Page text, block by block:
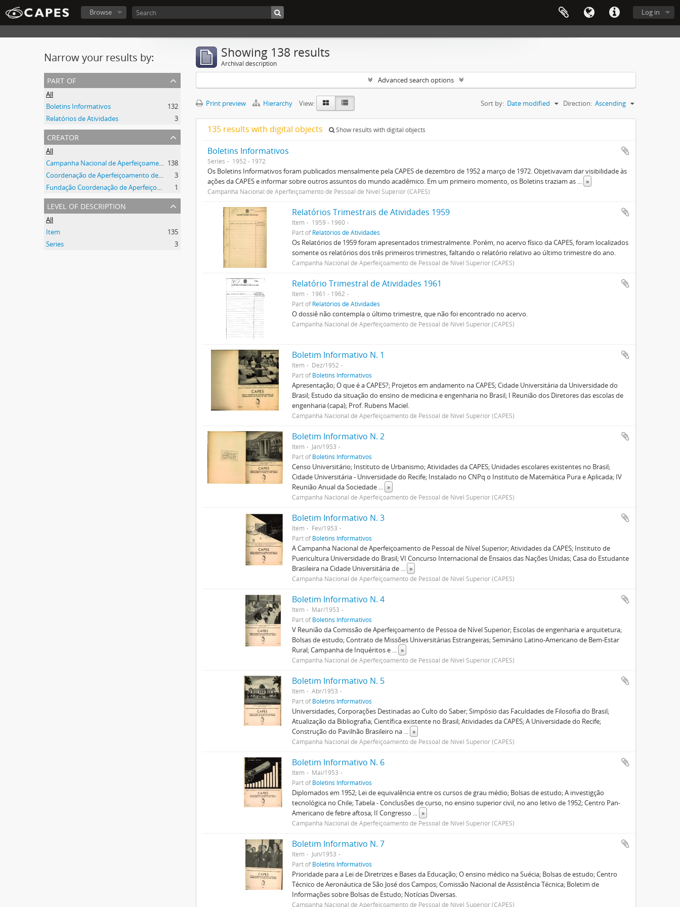
Log in
Browse
Narrow your results by:
part of
All
Boletins Informativos
132
Relatórios de Atividades
3
creator
All
Campanha Nacional de Aperfeiçoamento de Pessoal de Nível Superior (CAPES) 138
Coordenação de Aperfeiçoamento de Pessoal de Nível Superior (CAPES)
3
Fundação Coordenação de Aperfeiçoamento de Pessoal de Nível Superior (CAPES)
1
level of description
All
Item
135
Series
3
Showing 138 results
Archival description
Advanced search options
Print preview Hierarchy View: Sort by: Date modified Direction: Ascending
135 results with digital objects Show results with digital objects
Boletins Informativos
Series 1952 - 1972
Os Boletins Informativos foram publicados mensalmente pela CAPES de dezembro de 1952 a março de 1972. Objetivavam dar visibilidade às
ações da CAPES e informar sobre outros assuntos do mundo acadêmico. Em um primeiro momento, os Boletins traziam as ... »
Campanha Nacional de Aperfeiçoamento de Pessoal de Nível Superior (CAPES)
Relatórios Trimestrais de Atividades 1959
Item
1959 - 1960
Part ofRelatórios de Atividades
Os Relatórios de 1959 foram apresentados trimestralmente. Porém, no acervo físico da CAPES, foram localizados
somente os relatórios dos três primeiros trimestres, faltando o relatório relativo ao último trimestre do ano.
Campanha Nacional de Aperfeiçoamento de Pessoal de Nível Superior (CAPES)
Relatório Trimestral de Atividades 1961
Item
1961 - 1962
Part ofRelatórios de Atividades
O dossiê não contempla o último trimestre, que não foi encontrado no acervo.
Campanha Nacional de Aperfeiçoamento de Pessoal de Nível Superior (CAPES)
Boletim Informativo N. 1
Item
Dez/1952
Part ofBoletins Informativos
Apresentação; O que é a CAPES?; Projetos em andamento na CAPES; Cidade Universitária da Universidade do
Brasil; Estudo da situação do ensino de medicina e engenharia no Brasil; I Reunião dos Diretores das escolas de
engenharia (capa); Prof. Rubens Maciel.
Campanha Nacional de Aperfeiçoamento de Pessoal de Nível Superior (CAPES)
Boletim Informativo N. 2
Item
Jan/1953
Part ofBoletins Informativos
Censo Universitário; Instituto de Urbanismo; Atividades da CAPES; Unidades escolares existentes no Brasil;
Cidade Universitária - Universidade do Recife; Instalado no CNPq o Instituto de Matemática Pura e Aplicada; IV
Reunião Anual da Sociedade ... »
Campanha Nacional de Aperfeiçoamento de Pessoal de Nível Superior (CAPES)
Boletim Informativo N. 3
Item
Fev/1953
Part ofBoletins Informativos
A Campanha Nacional de Aperfeiçoamento de Pessoal de Nível Superior; Atividades da CAPES; Instituto de
Puericultura Universidade do Brasil; VI Concurso Internacional de Ensaios das Nações Unidas; Casa do Estudante
Brasileira na Cidade Universitária de ... »
Campanha Nacional de Aperfeiçoamento de Pessoal de Nível Superior (CAPES)
Boletim Informativo N. 4
Item
Mar/1953
Part ofBoletins Informativos
V Reunião da Comissão de Aperfeiçoamento de Pessoa de Nível Superior; Escolas de engenharia e arquitetura;
Bolsas de estudo; Contrato de Missões Universitárias Estrangeiras; Seminário Latino-Americano de Bem-Estar
Rural; Campanha de Inquéritos e ... »
Campanha Nacional de Aperfeiçoamento de Pessoal de Nível Superior (CAPES)
Boletim Informativo N. 5
Item
Abr/1953
Part ofBoletins Informativos
Universidades, Corporações Destinadas ao Culto do Saber; Simpósio das Faculdades de Filosofia do Brasil;
Atualização da Bibliografia; Científica existente no Brasil; Atividades da CAPES; A Universidade do Recife;
Construção do Pavilhão Brasileiro na ... »
Campanha Nacional de Aperfeiçoamento de Pessoal de Nível Superior (CAPES)
Boletim Informativo N. 6
Item
Mai/1953
Part ofBoletins Informativos
Diplomados em 1952; Lei de equivalência entre os cursos de grau médio; Bolsas de estudo; A investigção
tecnológica no Chile; Tabela - Conclusões de curso, no ensino superior civil, no ano letivo de 1952; Centro Pan-
Americano de febre aftosa; II Congresso ... »
Campanha Nacional de Aperfeiçoamento de Pessoal de Nível Superior (CAPES)
Boletim Informativo N. 7
Item
Jun/1953
Part ofBoletins Informativos
Prioridade para a Lei de Diretrizes e Bases da Educação; O ensino médico na Suécia; Bolsas de estudo; Centro
Técnico de Aeronáutica de São José dos Campos; Comissão Nacional de Assistência Técnica; Boletim de
Informações sobre Bolsas de Estudo; Notícias Diversas.
Campanha Nacional de Aperfeiçoamento de Pessoal de Nível Superior (CAPES)